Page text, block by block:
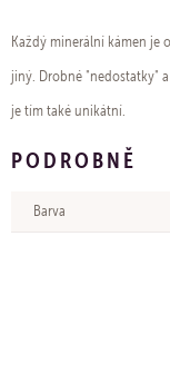
Každý minerální kámen je
jiný. Drobné "nedostatky"
je tím také unikátní.
PODROBNĚ
Barva